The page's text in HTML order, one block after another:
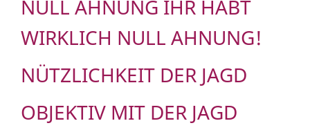
NULL AHNUNG IHR HABT
WIRKLICH NULL AHNUNG!
NÜTZLICHKEIT DER JAGD
OBJEKTIV MIT DER JAGD